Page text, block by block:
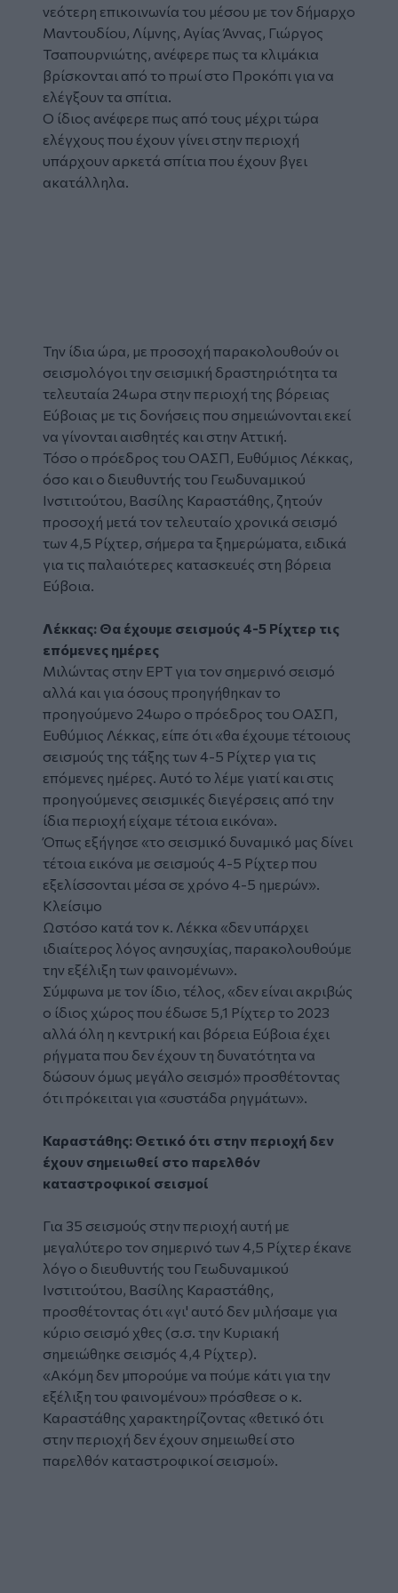
νεότερη επικοινωνία του μέσου με τον δήμαρχο
Μαντουδίου, Λίμνης, Αγίας Άννας, Γιώργος
Τσαπουρνιώτης, ανέφερε πως τα κλιμάκια
βρίσκονται από το πρωί στο Προκόπι για να
ελέγξουν τα σπίτια.
Ο ίδιος ανέφερε πως από τους μέχρι τώρα
ελέγχους που έχουν γίνει στην περιοχή
υπάρχουν αρκετά σπίτια που έχουν βγει
ακατάλληλα.
Την ίδια ώρα, με προσοχή παρακολουθούν οι
σεισμολόγοι την σεισμική δραστηριότητα τα
τελευταία 24ωρα στην περιοχή της βόρειας
Εύβοιας με τις δονήσεις που σημειώνονται εκεί
να γίνονται αισθητές και στην Αττική.
Τόσο ο πρόεδρος του ΟΑΣΠ, Ευθύμιος Λέκκας,
όσο και ο διευθυντής του Γεωδυναμικού
Ινστιτούτου, Βασίλης Καραστάθης, ζητούν
προσοχή μετά τον τελευταίο χρονικά σεισμό
των 4,5 Ρίχτερ, σήμερα τα ξημερώματα, ειδικά
για τις παλαιότερες κατασκευές στη βόρεια
Εύβοια.
Λέκκας: Θα έχουμε σεισμούς 4-5 Ρίχτερ τις
επόμενες ημέρες
Μιλώντας στην ΕΡΤ για τον σημερινό σεισμό
αλλά και για όσους προηγήθηκαν το
προηγούμενο 24ωρο ο πρόεδρος του ΟΑΣΠ,
Ευθύμιος Λέκκας, είπε ότι «θα έχουμε τέτοιους
σεισμούς της τάξης των 4-5 Ρίχτερ για τις
επόμενες ημέρες. Αυτό το λέμε γιατί και στις
προηγούμενες σεισμικές διεγέρσεις από την
ίδια περιοχή είχαμε τέτοια εικόνα».
Όπως εξήγησε «το σεισμικό δυναμικό μας δίνει
τέτοια εικόνα με σεισμούς 4-5 Ρίχτερ που
εξελίσσονται μέσα σε χρόνο 4-5 ημερών».
Κλείσιμο
Ωστόσο κατά τον κ. Λέκκα «δεν υπάρχει
ιδιαίτερος λόγος ανησυχίας, παρακολουθούμε
την εξέλιξη των φαινομένων».
Σύμφωνα με τον ίδιο, τέλος, «δεν είναι ακριβώς
ο ίδιος χώρος που έδωσε 5,1 Ρίχτερ το 2023
αλλά όλη η κεντρική και βόρεια Εύβοια έχει
ρήγματα που δεν έχουν τη δυνατότητα να
δώσουν όμως μεγάλο σεισμό» προσθέτοντας
ότι πρόκειται για «συστάδα ρηγμάτων».
Καραστάθης: Θετικό ότι στην περιοχή δεν
έχουν σημειωθεί στο παρελθόν
καταστροφικοί σεισμοί
Για 35 σεισμούς στην περιοχή αυτή με
μεγαλύτερο τον σημερινό των 4,5 Ρίχτερ έκανε
λόγο ο διευθυντής του Γεωδυναμικού
Ινστιτούτου, Βασίλης Καραστάθης,
προσθέτοντας ότι «γι' αυτό δεν μιλήσαμε για
κύριο σεισμό χθες (σ.σ. την Κυριακή
σημειώθηκε σεισμός 4,4 Ρίχτερ).
«Ακόμη δεν μπορούμε να πούμε κάτι για την
εξέλιξη του φαινομένου» πρόσθεσε ο κ.
Καραστάθης χαρακτηρίζοντας «θετικό ότι
στην περιοχή δεν έχουν σημειωθεί στο
παρελθόν καταστροφικοί σεισμοί».